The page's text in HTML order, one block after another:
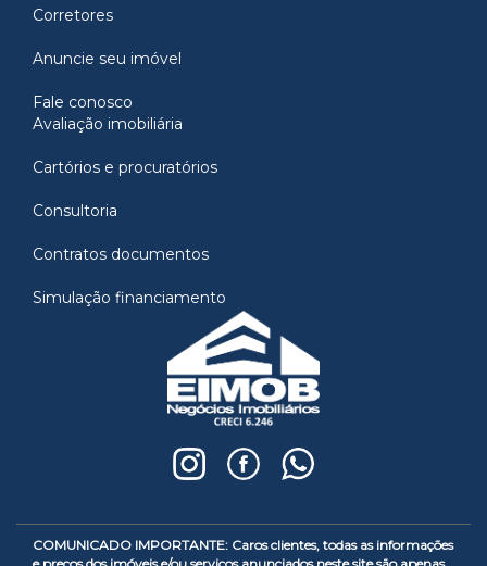
Corretores
Anuncie seu imóvel
Fale conosco
Avaliação imobiliária
Cartórios e procuratórios
Consultoria
Contratos documentos
Simulação financiamento
COMUNICADO IMPORTANTE: Caros clientes, todas as informações